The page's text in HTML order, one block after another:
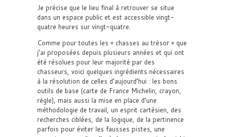
Je précise que le lieu final à retrouver se situe
dans un espace public et est accessible vingt-
quatre heures sur vingt-quatre.
Comme pour toutes les « chasses au trésor » que
j’ai proposées depuis plusieurs années et qui ont
été résolues pour leur majorité par des
chasseurs, voici quelques ingrédients nécessaires
à la résolution de celles d’aujourd’hui : les bons
outils de base (carte de France Michelin, crayon,
règle), mais aussi la mise en place d’une
méthodologie de travail, un esprit cartésien, des
recherches ciblées, de la logique, de la pertinence
parfois pour éviter les fausses pistes, une